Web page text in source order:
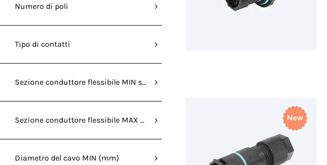
Numero di poli
Tipo di contatti
Sezione conduttore flessibile MIN senza capocorda (mm²)
Sezione conduttore flessibile MAX senza capocorda (mm²)
Diametro del cavo MIN (mm)